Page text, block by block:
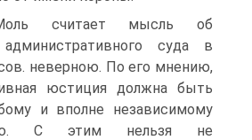
считает мысль об
суда в
неверною. По его мнению,
юстиция должна быть
и вполне независимому
С этим нельзя не